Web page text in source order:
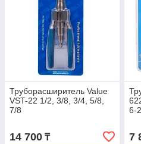
Труборасширитель Value
VST-22 1/2, 3/8, 3/4, 5/8,
7/8
14 700 ₸
6-
7